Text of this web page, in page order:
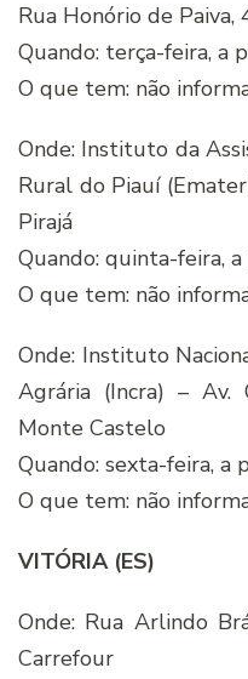
Rua Honório de Paiva,
Quando: terça-feira, a
O que tem: não
Onde: Instituto da
Rural do Piauí
Pirajá
Quando: quinta-feira,
O que tem: não
Onde: Instituto
Agrária (Incra) –
Monte Castelo
Quando: sexta-feira, a
O que tem: não
VITÓRIA (ES)
Onde: Rua Arlindo
Carrefour